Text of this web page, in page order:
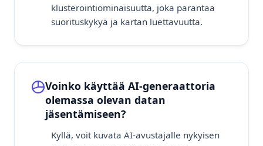
klusterointiominaisuutta, joka parantaa
suorituskykyä ja kartan luettavuutta.
Voinko käyttää AI-generaattoria
olemassa olevan datan
jäsentämiseen?
Kyllä, voit kuvata AI-avustajalle nykyisen